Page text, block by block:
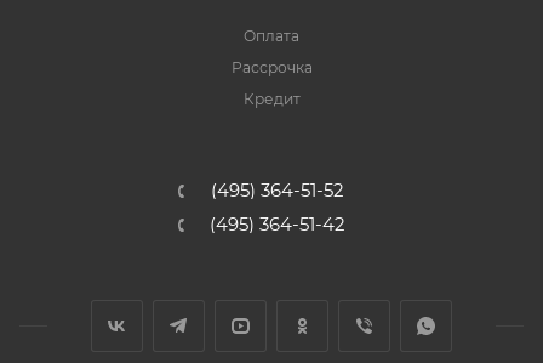
Оплата
Рассрочка
Кредит
(495) 364-51-52
(495) 364-51-42